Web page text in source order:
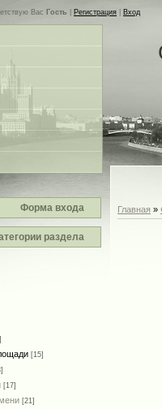
Вас Гость Регистрация Вход
Форма входа
раздела
[15]
[17]
[21]
Главная »